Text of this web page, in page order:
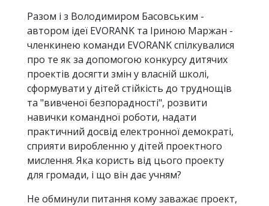
Разом і з Володимиром Басовським -
автором ідеї EVORANK та Іриною Маржан -
членкинею команди EVORANK спілкувалися
про те як за допомогою конкурсу дитячих
проектів досягти змін у власній школі,
сформувати у дітей стійкість до труднощів
та "вивченої безпорадності", розвити
навички командної роботи, надати
практичний досвід електронної демократі,
сприяти виробленню у дітей проектного
мислення. Яка користь від цього проекту
для громади, і що він дає учням?
Не обминули питання кому заважає проект,